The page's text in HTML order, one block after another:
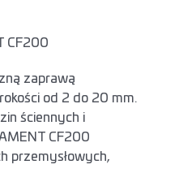
CF200
zaprawą
od 2 do 20 mm.
ściennych i
CF200
przemysłowych,